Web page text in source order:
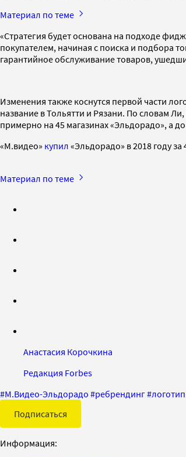
Материал по теме
«Стратегия будет основана на подходе
покупателем, начиная с поиска и подбора
гарантийное обслуживание товаров,
Изменения также коснутся первой части
название в Тольятти и Рязани. По словам
примерно на 45 магазинах «Эльдорадо», а
«М.видео» купил «Эльдорадо» в 2018 году
Материал по теме
Анастасия Корочкина
Редакция Forbes
#М.Видео-Эльдорадо #ребрендинг#логотип
Подписаться
Информация: